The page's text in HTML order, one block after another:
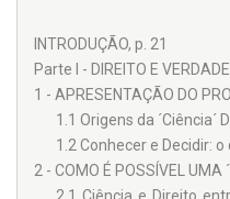
vessa um período
editorial, em que o
consistência teórica e
desenfreado
neocapitalismo, a
edi­torial, numa avalanche
plificar o insimplificável,
sem outro propósito
INTRODUÇÃO, p. 21
Parte I - DIREITO E
1 - APRESENTAÇÃO DO
1.1 Origens da ´Ciência´
1.2 Conhecer e Decidir:
2 - COMO É POSSÍVEL UMA